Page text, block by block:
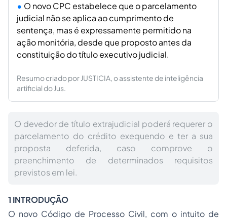
O novo CPC estabelece que o parcelamento
judicial não se aplica ao cumprimento de
sentença, mas é expressamente permitido na
ação monitória, desde que proposto antes da
constituição do título executivo judicial.
Resumo criado por JUSTICIA, o assistente de inteligência
artificial do Jus.
O devedor de título extrajudicial poderá requerer o
parcelamento do crédito exequendo e ter a sua
proposta deferida, caso comprove o
preenchimento de determinados requisitos
previstos em lei.
1 INTRODUÇÃO
O novo Código de Processo Civil, com o intuito de